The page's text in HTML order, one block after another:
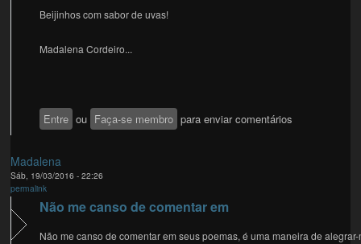
Beijinhos com sabor de uvas!
Madalena Cordeiro...
Entre ou Faça-se membro para enviar comentários
Madalena
Sáb, 19/03/2016 - 22:26
permalink
Não me canso de comentar em
Não me canso de comentar em seus poemas, é uma maneira de